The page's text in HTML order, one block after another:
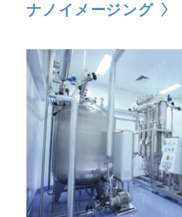
ナノイメージング